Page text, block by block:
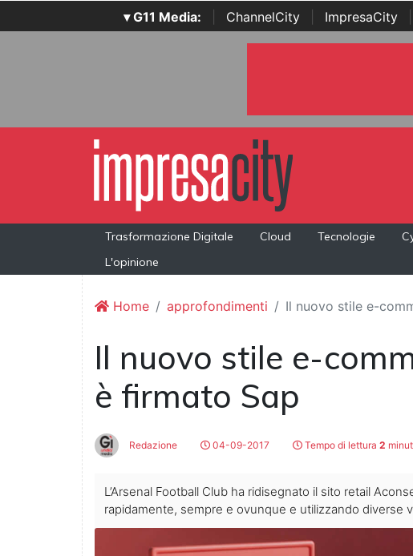
▾ G11 Media: ChannelCity ImpresaCity
Trasformazione Digitale Cloud Tecnologie
L'opinione
Home approfondimenti Il nuovo stile e-
Il nuovo stile e-
è firmato Sap
Redazione 04-09-2017 Tempo di lettura 2
L’Arsenal Football Club ha ridisegnato il sito retail
rapidamente, sempre e ovunque e utilizzando diverse